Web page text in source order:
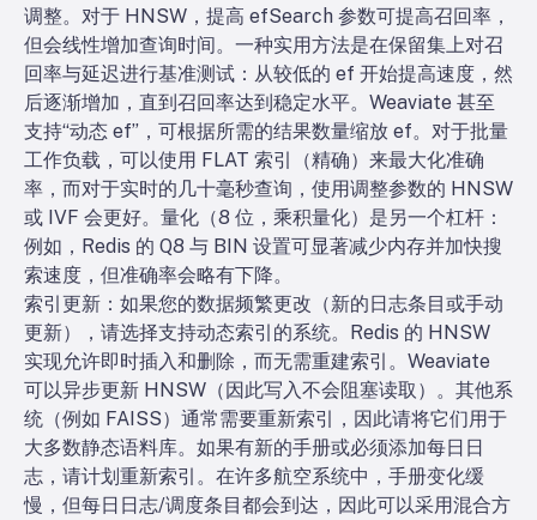
调整。对于 HNSW，提高 efSearch 参数可提高召回率，
但会线性增加查询时间。一种实用方法是在保留集上对召
回率与延迟进行基准测试：从较低的 ef 开始提高速度，然
后逐渐增加，直到召回率达到稳定水平。Weaviate 甚至
支持“动态 ef”，可根据所需的结果数量缩放 ef。对于批量
工作负载，可以使用 FLAT 索引（精确）来最大化准确
率，而对于实时的几十毫秒查询，使用调整参数的 HNSW
或 IVF 会更好。量化（8 位，乘积量化）是另一个杠杆：
例如，Redis 的 Q8 与 BIN 设置可显著减少内存并加快搜
索速度，但准确率会略有下降。
索引更新：如果您的数据频繁更改（新的日志条目或手动
更新），请选择支持动态索引的系统。Redis 的 HNSW
实现允许即时插入和删除，而无需重建索引。Weaviate
可以异步更新 HNSW（因此写入不会阻塞读取）。其他系
统（例如 FAISS）通常需要重新索引，因此请将它们用于
大多数静态语料库。如果有新的手册或必须添加每日日
志，请计划重新索引。在许多航空系统中，手册变化缓
慢，但每日日志/调度条目都会到达，因此可以采用混合方